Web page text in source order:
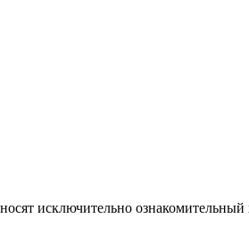
исключительно ознакомительный